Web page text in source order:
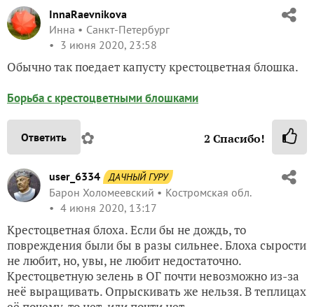
InnaRaevnikova
Инна
Санкт-Петербург
3 июня 2020, 23:58
Обычно так поедает капусту крестоцветная блошка.
Борьба с крестоцветными блошками
Ответить ✿ 2 Спасибо!
user_6334 ДАЧНЫЙ ГУРУ
Барон Холомеевский
Костромская обл.
4 июня 2020, 13:17
Крестоцветная блоха. Если бы не дождь, то
повреждения были бы в разы сильнее. Блоха сырости
не любит, но, увы, не любит недостаточно.
Крестоцветную зелень в ОГ почти невозможно из-за
неё выращивать. Опрыскивать же нельзя. В теплицах